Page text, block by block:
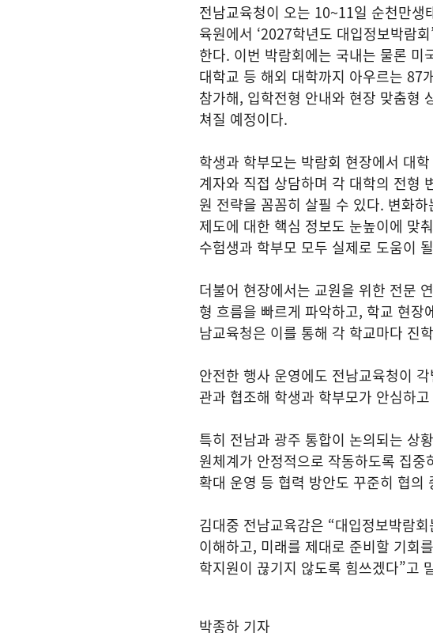
전남교육청이 오는 10~11일 순천만생
육원에서 ‘2027학년도 대입정보박람회
한다. 이번 박람회에는 국내는 물론 미
대학교 등 해외 대학까지 아우르는 87
참가해, 입학전형 안내와 현장 맞춤형
쳐질 예정이다.
학생과 학부모는 박람회 현장에서 대
계자와 직접 상담하며 각 대학의 전형
원 전략을 꼼꼼히 살필 수 있다. 변화하
제도에 대한 핵심 정보도 눈높이에 맞
수험생과 학부모 모두 실제로 도움이
더불어 현장에서는 교원을 위한 전문
형 흐름을 빠르게 파악하고, 학교 현
남교육청은 이를 통해 각 학교마다 진
안전한 행사 운영에도 전남교육청이
관과 협조해 학생과 학부모가 안심하
특히 전남과 광주 통합이 논의되는 상
원체계가 안정적으로 작동하도록 집
확대 운영 등 협력 방안도 꾸준히 협의
김대중 전남교육감은 “대입정보박람
이해하고, 미래를 제대로 준비할 기회
학지원이 끊기지 않도록 힘쓰겠다”고
박종하 기자